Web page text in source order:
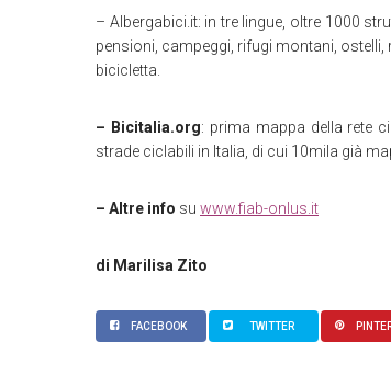
– Albergabici.it: in tre lingue, oltre 1000
pensioni, campeggi, rifugi montani,
bicicletta.
– Bicitalia.org: prima mappa della rete
strade ciclabili in Italia, di cui 10mila già
– Altre info su www.fiab-onlus.it
di Marilisa Zito
FACEBOOK TWITTER